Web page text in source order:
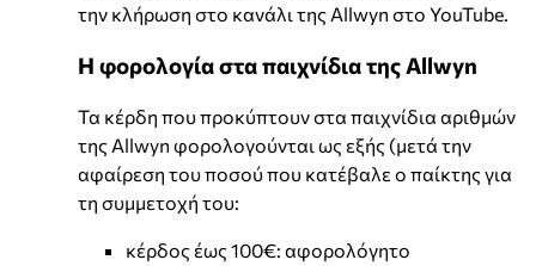
την κλήρωση στο κανάλι της Allwyn στο YouTube.
Η φορολογία στα παιχνίδια της Allwyn
Τα κέρδη που προκύπτουν στα παιχνίδια αριθμών
της Allwyn φορολογούνται ως εξής (μετά την
αφαίρεση του ποσού που κατέβαλε ο παίκτης για
τη συμμετοχή του:
κέρδος έως 100€: αφορολόγητο